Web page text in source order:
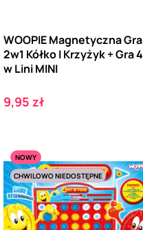
WOOPIE Magnetyczna Gra
2w1 Kółko I Krzyżyk + Gra 4
w Lini MINI
Cena
9,95 zł
NOWY
CHWILOWO NIEDOSTĘPNE